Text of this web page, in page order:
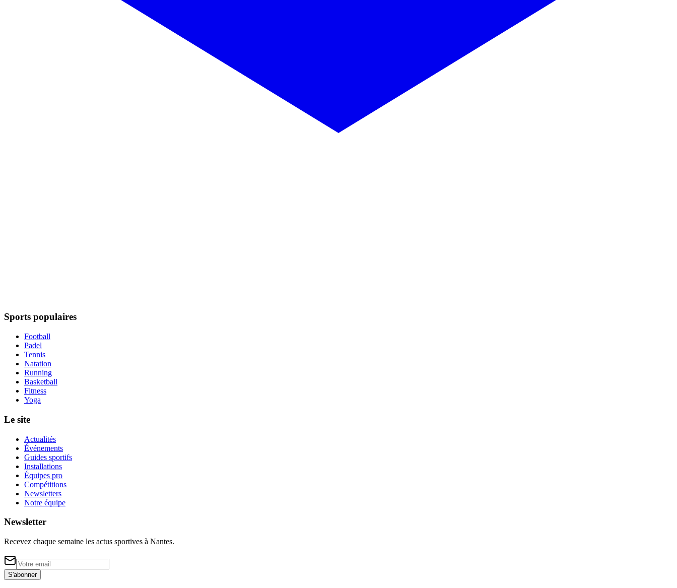
Sports populaires
Football
Padel
Tennis
Natation
Running
Basketball
Fitness
Yoga
Le site
Actualités
Événements
Guides sportifs
Installations
Équipes pro
Compétitions
Newsletters
Notre équipe
Newsletter
Recevez chaque semaine les actus sportives à Nantes.
S'abonner